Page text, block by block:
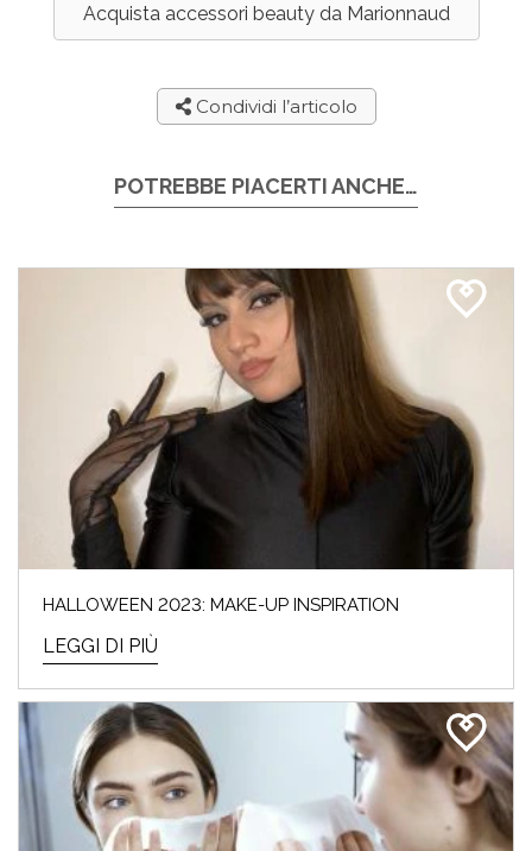
Acquista accessori beauty da Marionnaud
Condividi l’articolo
POTREBBE PIACERTI ANCHE…
HALLOWEEN 2023: MAKE-UP INSPIRATION
LEGGI DI PIÙ